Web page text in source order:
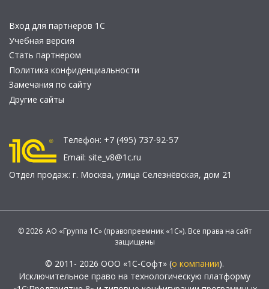
Вход для партнеров 1С
Учебная версия
Стать партнером
Политика конфиденциальности
Замечания по сайту
Другие сайты
Телефон: +7 (495) 737-92-57
Email: site_v8@1c.ru
Отдел продаж: г. Москва, улица Селезнёвская, дом 21
© 2026 АО «Группа 1С» (правопреемник «1С»). Все права на сайт
защищены
© 2011- 2026 ООО «1С-Софт» (о компании).
Исключительное право на технологическую платформу